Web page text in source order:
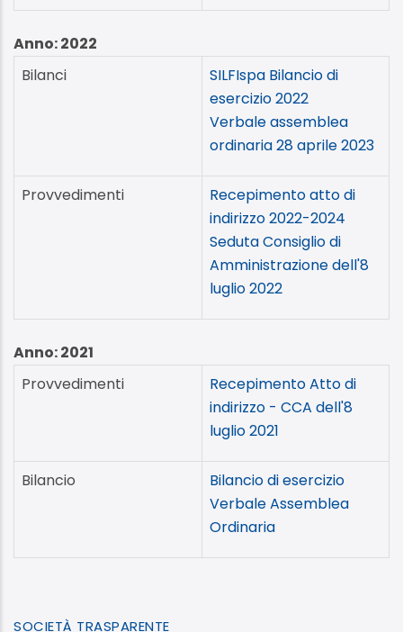
Anno: 2022
Bilanci
SILFIspa Bilancio di
esercizio 2022
Verbale assemblea
ordinaria 28 aprile 2023
Provvedimenti
Recepimento atto di
indirizzo 2022-2024
Seduta Consiglio di
Amministrazione dell'8
luglio 2022
Anno: 2021
Provvedimenti
Recepimento Atto di
indirizzo - CCA dell'8
luglio 2021
Bilancio
Bilancio di esercizio
Verbale Assemblea
Ordinaria
SOCIETÀ TRASPARENTE